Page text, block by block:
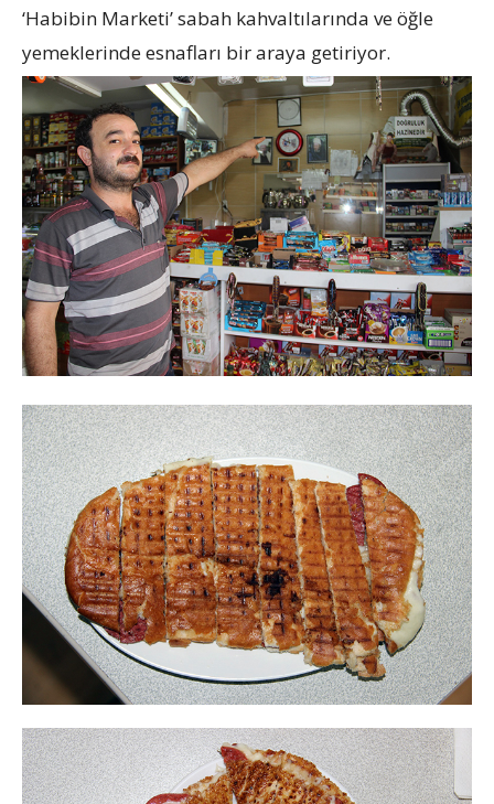
‘Habibin Marketi’ sabah kahvaltılarında ve öğle
yemeklerinde esnafları bir araya getiriyor.